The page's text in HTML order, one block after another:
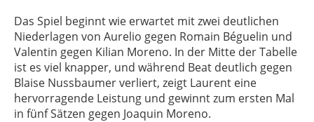
Das Spiel beginnt wie erwartet mit zwei deutlichen
Niederlagen von Aurelio gegen Romain Béguelin und
Valentin gegen Kilian Moreno. In der Mitte der Tabelle
ist es viel knapper, und während Beat deutlich gegen
Blaise Nussbaumer verliert, zeigt Laurent eine
hervorragende Leistung und gewinnt zum ersten Mal
in fünf Sätzen gegen Joaquin Moreno.